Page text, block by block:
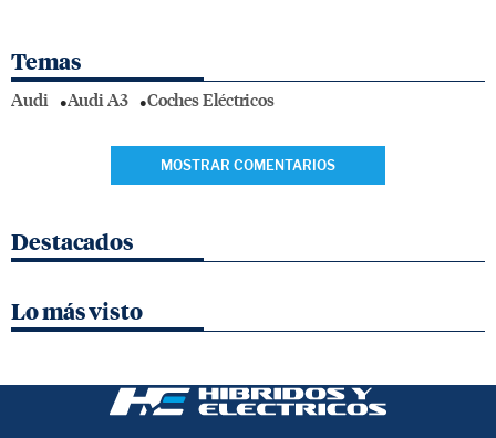
Temas
Audi Audi A3 Coches Eléctricos
MOSTRAR COMENTARIOS
Destacados
Lo más visto